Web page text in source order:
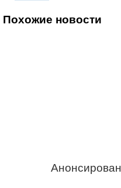
Похожие новости